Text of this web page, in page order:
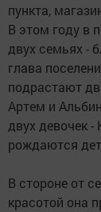
пункта,
В этом году в
двух семьях -
глава
подрастают
Артем и
двух девочек -
рождаются
В стороне от
красотой она